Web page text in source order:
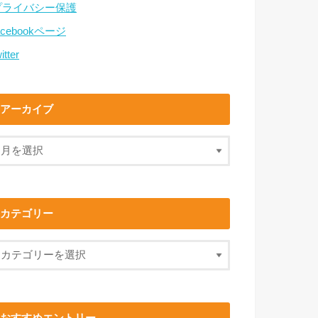
ライバシー保護
ページ
アーカイブ
カテゴリー